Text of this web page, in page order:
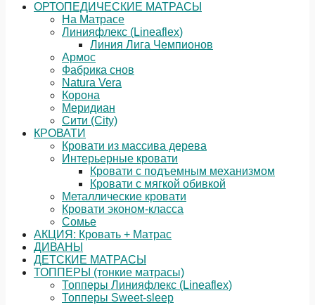
ОРТОПЕДИЧЕСКИЕ МАТРАСЫ
На Матрасе
Линияфлекс (Lineaflex)
Линия Лига Чемпионов
Армос
Фабрика снов
Natura Vera
Корона
Меридиан
Сити (City)
КРОВАТИ
Кровати из массива дерева
Интерьерные кровати
Кровати с подъемным механизмом
Кровати с мягкой обивкой
Металлические кровати
Кровати эконом-класса
Сомье
АКЦИЯ: Кровать + Матрас
ДИВАНЫ
ДЕТСКИЕ МАТРАСЫ
ТОППЕРЫ (тонкие матрасы)
Топперы Линияфлекс (Lineaflex)
Топперы Sweet-sleep